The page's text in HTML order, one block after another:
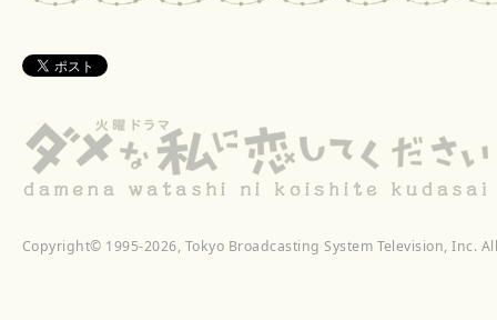
Copyright© 1995-2026, Tokyo Broadcasting System Television, Inc.